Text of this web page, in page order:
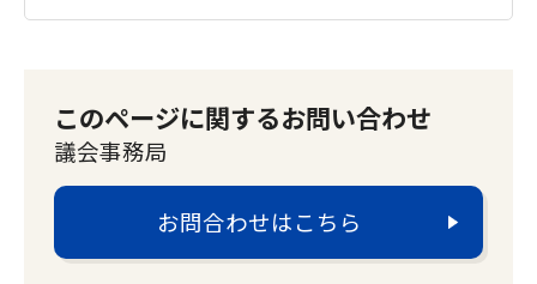
このページに関するお問い合わせ
議会事務局
お問合わせはこちら